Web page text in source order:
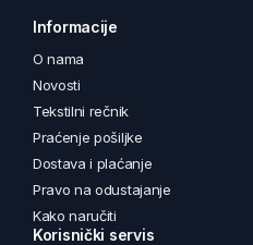
Informacije
O nama
Novosti
Tekstilni rečnik
Praćenje pošiljke
Dostava i plaćanje
Pravo na odustajanje
Kako naručiti
Korisnički servis